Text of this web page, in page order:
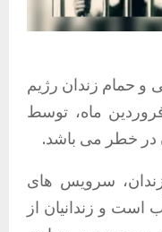
حمام زندان رژیم
خرم آباد روز چهارشنبه ۲۲ فروردین ماه، توسط
در خطر می باشد.
سرویس های
است و زندانیان از